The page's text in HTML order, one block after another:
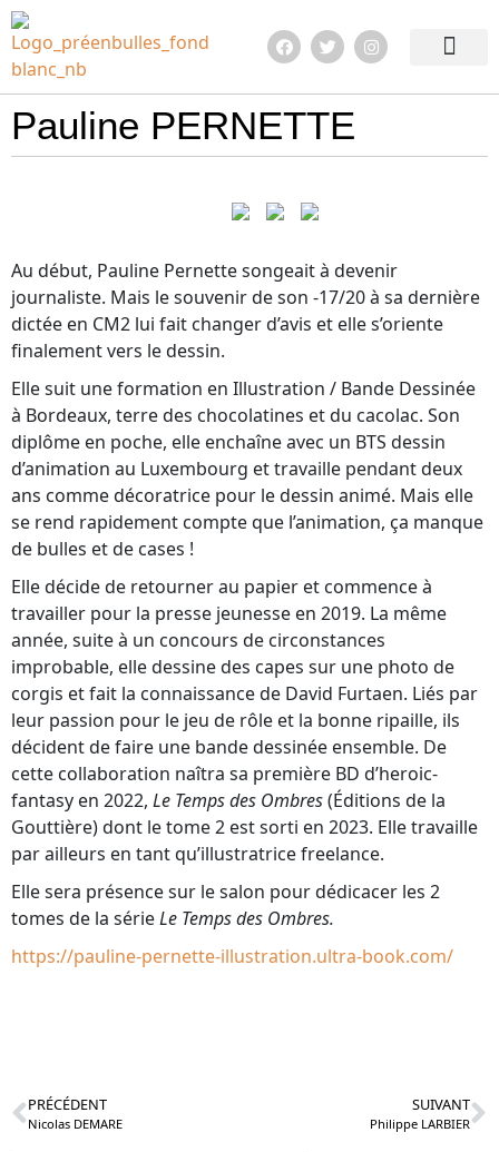
Pauline PERNETTE
Au début, Pauline Pernette songeait à devenir
journaliste. Mais le souvenir de son -17/20 à sa dernière
dictée en CM2 lui fait changer d’avis et elle s’oriente
finalement vers le dessin.
Elle suit une formation en Illustration / Bande Dessinée
à Bordeaux, terre des chocolatines et du cacolac. Son
diplôme en poche, elle enchaîne avec un BTS dessin
d’animation au Luxembourg et travaille pendant deux
ans comme décoratrice pour le dessin animé. Mais elle
se rend rapidement compte que l’animation, ça manque
de bulles et de cases !
Elle décide de retourner au papier et commence à
travailler pour la presse jeunesse en 2019. La même
année, suite à un concours de circonstances
improbable, elle dessine des capes sur une photo de
corgis et fait la connaissance de David Furtaen. Liés par
leur passion pour le jeu de rôle et la bonne ripaille, ils
décident de faire une bande dessinée ensemble. De
cette collaboration naîtra sa première BD d’heroic-
fantasy en 2022, Le Temps des Ombres(Éditions de la
Gouttière) dont le tome 2 est sorti en 2023. Elle travaille
par ailleurs en tant qu’illustratrice freelance.
Elle sera présence sur le salon pour dédicacer les 2
tomes de la sérieLe Temps des Ombres.
https://pauline-pernette-illustration.ultra-book.com/
PRÉCÉDENT
Nicolas DEMARE
SUIVANT
Philippe LARBIER